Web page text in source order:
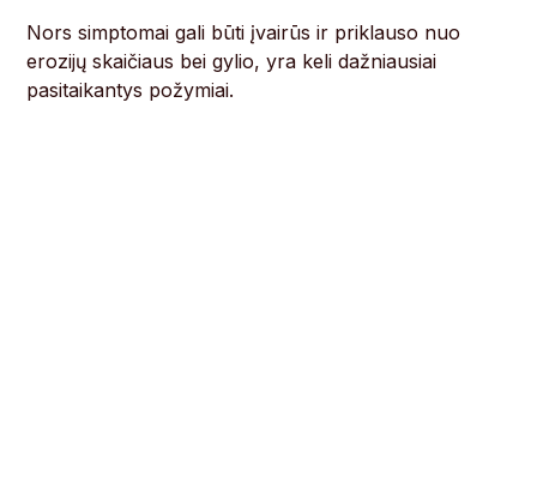
Nors simptomai gali būti įvairūs ir priklauso nuo
erozijų skaičiaus bei gylio, yra keli dažniausiai
pasitaikantys požymiai.